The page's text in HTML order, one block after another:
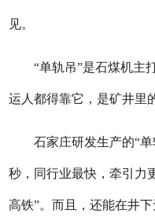
见。
“单轨吊”是石煤机主打
运人都得靠它，是矿井里
石家庄研发生产的“单
秒，同行业最快，牵引力
高铁”。而且，还能在井